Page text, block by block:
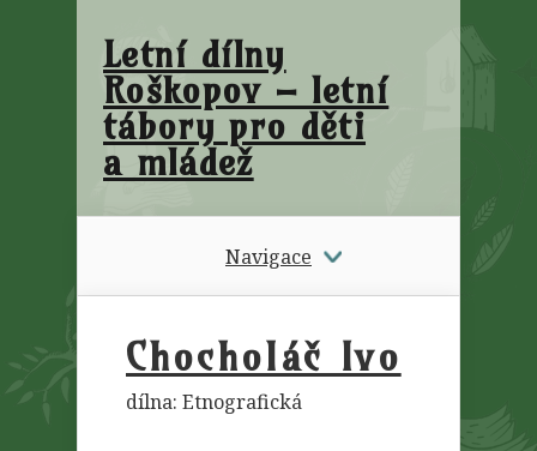
Letní dílny
Roškopov – letní
tábory pro děti
a mládež
Navigace
Chocholáč Ivo
dílna: Etnografická